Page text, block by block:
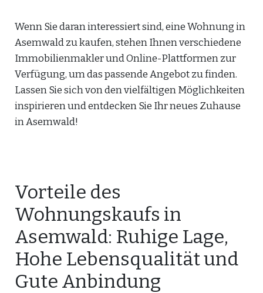
Wenn Sie daran interessiert sind, eine Wohnung in
Asemwald zu kaufen, stehen Ihnen verschiedene
Immobilienmakler und Online-Plattformen zur
Verfügung, um das passende Angebot zu finden.
Lassen Sie sich von den vielfältigen Möglichkeiten
inspirieren und entdecken Sie Ihr neues Zuhause
in Asemwald!
Vorteile des
Wohnungskaufs in
Asemwald: Ruhige Lage,
Hohe Lebensqualität und
Gute Anbindung